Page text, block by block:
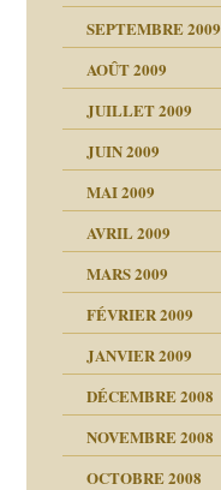
SEPTEMBRE 2009
AOÛT 2009
JUILLET 2009
JUIN 2009
MAI 2009
AVRIL 2009
MARS 2009
FÉVRIER 2009
JANVIER 2009
DÉCEMBRE 2008
NOVEMBRE 2008
OCTOBRE 2008